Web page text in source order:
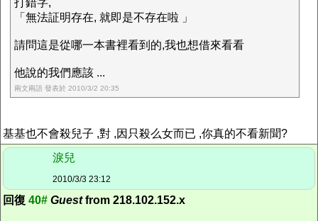
打錯字,
「無法証明存在, 就即是不存在啦 」
請問這是從哪一本書裡看到的,我也想借來看看
他說的我們應該 ...
兩文兩語 發表於 2010/3/2 20:35
基基也不會殺兒子 ,對 ,因只殺么女而已 ,你真的不看新聞?
淚兒
2010/3/3 23:12
回復 40# Guestfrom 218.102.152.x